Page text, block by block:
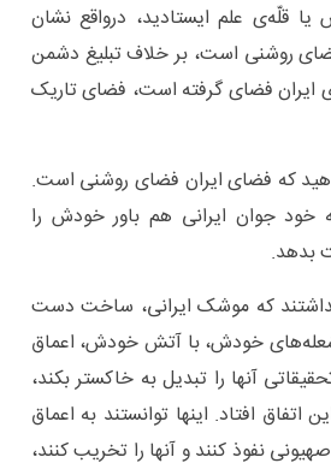
قلّه‌ی علم ایستادید، درواقع نشان
روشنی است، بر خلاف تبلیغ دشمن
ایران فضای گرفته است، فضای تاریک
که فضای ایران فضای روشنی است.
جوان ایرانی هم باور خودش را
بدهد.
که موشک ایرانی، ساخت دست
شعله‌های خودش، با آتش خودش، اعماق
آنها را تبدیل به خاکستر بکند،
اتفاق افتاد. اینها توانستند به اعماق
نفوذ کنند و آنها را تخریب کنند،